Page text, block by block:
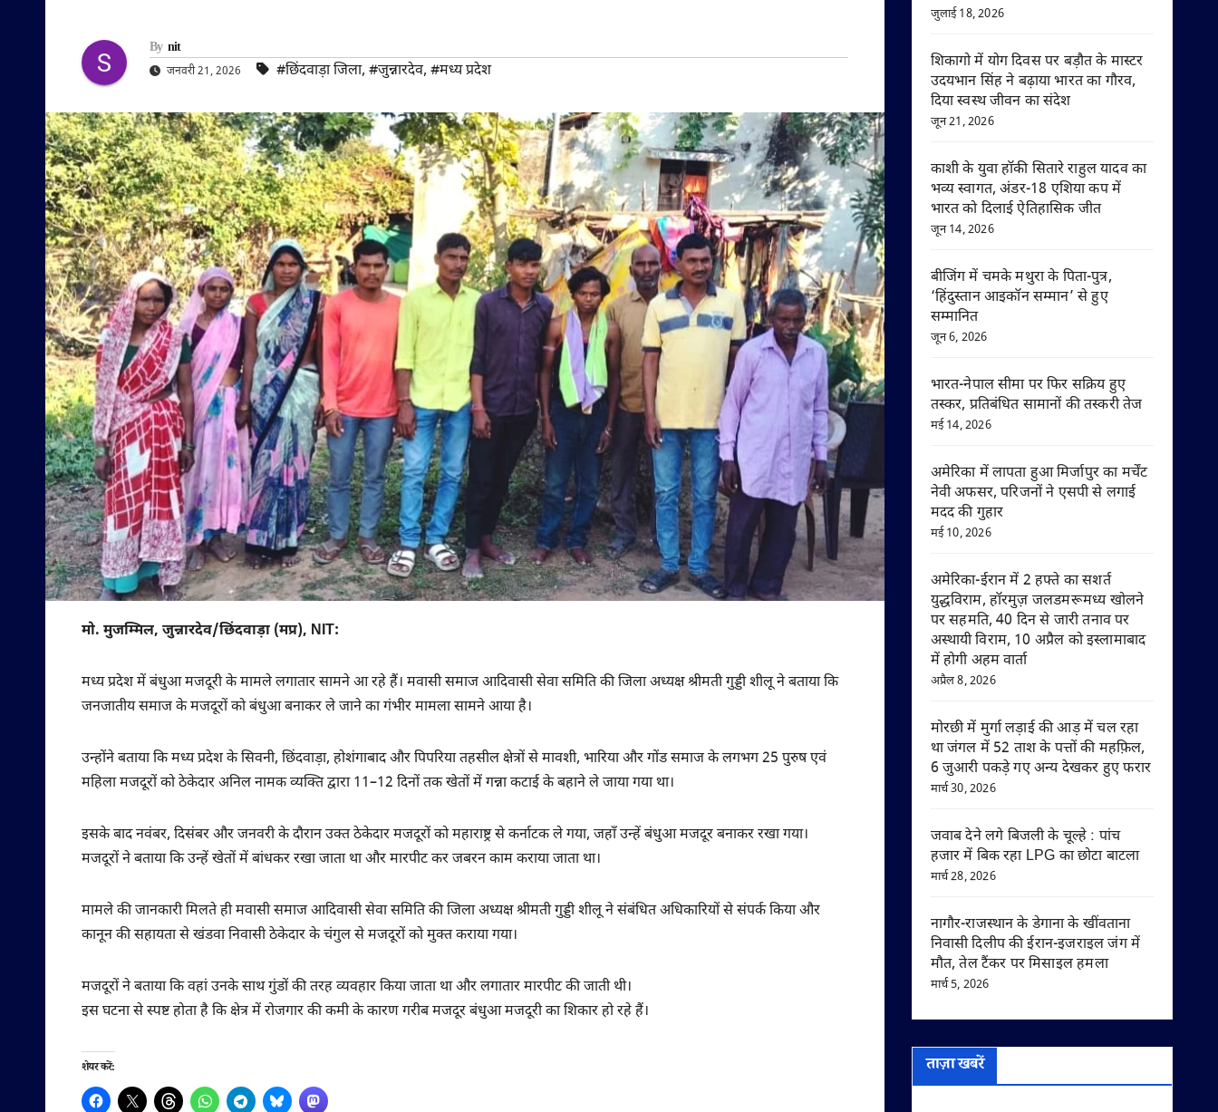
By nit
जनवरी 21, 2026 #छिंदवाड़ा जिला, #जुन्नारदेव, #मध्य प्रदेश
मो. मुजम्मिल, जुन्नारदेव/छिंदवाड़ा (मप्र), NIT:
मध्य प्रदेश में बंधुआ मजदूरी के मामले लगातार सामने आ रहे हैं। मवासी समाज आदिवासी सेवा समिति की जिला अध्यक्ष श्रीमती गुड्डी शीलू ने बताया कि
जनजातीय समाज के मजदूरों को बंधुआ बनाकर ले जाने का गंभीर मामला सामने आया है।
उन्होंने बताया कि मध्य प्रदेश के सिवनी, छिंदवाड़ा, होशंगाबाद और पिपरिया तहसील क्षेत्रों से मावशी, भारिया और गोंड समाज के लगभग 25 पुरुष एवं
महिला मजदूरों को ठेकेदार अनिल नामक व्यक्ति द्वारा 11–12 दिनों तक खेतों में गन्ना कटाई के बहाने ले जाया गया था।
इसके बाद नवंबर, दिसंबर और जनवरी के दौरान उक्त ठेकेदार मजदूरों को महाराष्ट्र से कर्नाटक ले गया, जहाँ उन्हें बंधुआ मजदूर बनाकर रखा गया।
मजदूरों ने बताया कि उन्हें खेतों में बांधकर रखा जाता था और मारपीट कर जबरन काम कराया जाता था।
मामले की जानकारी मिलते ही मवासी समाज आदिवासी सेवा समिति की जिला अध्यक्ष श्रीमती गुड्डी शीलू ने संबंधित अधिकारियों से संपर्क किया और
कानून की सहायता से खंडवा निवासी ठेकेदार के चंगुल से मजदूरों को मुक्त कराया गया।
मजदूरों ने बताया कि वहां उनके साथ गुंडों की तरह व्यवहार किया जाता था और लगातार मारपीट की जाती थी।
इस घटना से स्पष्ट होता है कि क्षेत्र में रोजगार की कमी के कारण गरीब मजदूर बंधुआ मजदूरी का शिकार हो रहे हैं।
शेयर करें:
जुलाई 18, 2026
शिकागो में योग दिवस पर बड़ौत के मास्टर
उदयभान सिंह ने बढ़ाया भारत का गौरव,
दिया स्वस्थ जीवन का संदेश
जून 21, 2026
काशी के युवा हॉकी सितारे राहुल यादव का
भव्य स्वागत, अंडर-18 एशिया कप में
भारत को दिलाई ऐतिहासिक जीत
जून 14, 2026
बीजिंग में चमके मथुरा के पिता-पुत्र,
‘हिंदुस्तान आइकॉन सम्मान’ से हुए
सम्मानित
जून 6, 2026
भारत-नेपाल सीमा पर फिर सक्रिय हुए
तस्कर, प्रतिबंधित सामानों की तस्करी तेज
मई 14, 2026
अमेरिका में लापता हुआ मिर्जापुर का मर्चेंट
नेवी अफसर, परिजनों ने एसपी से लगाई
मदद की गुहार
मई 10, 2026
अमेरिका-ईरान में 2 हफ्ते का सशर्त
युद्धविराम, हॉरमुज़ जलडमरूमध्य खोलने
पर सहमति, 40 दिन से जारी तनाव पर
अस्थायी विराम, 10 अप्रैल को इस्लामाबाद
में होगी अहम वार्ता
अप्रैल 8, 2026
मोरछी में मुर्गा लड़ाई की आड़ में चल रहा
था जंगल में 52 ताश के पत्तों की महफ़िल,
6 जुआरी पकड़े गए अन्य देखकर हुए फरार
मार्च 30, 2026
जवाब देने लगे बिजली के चूल्हे : पांच
हजार में बिक रहा LPG का छोटा बाटला
मार्च 28, 2026
नागौर-राजस्थान के डेगाना के खींवताना
निवासी दिलीप की ईरान-इजराइल जंग में
मौत, तेल टैंकर पर मिसाइल हमला
मार्च 5, 2026
ताज़ा खबरें